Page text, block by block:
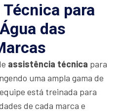
para
das
assistência técnica para
uma ampla gama de
está treinada para
de cada marca e